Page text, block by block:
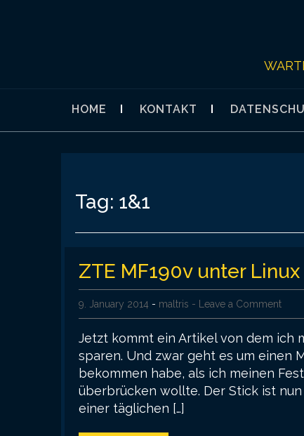
HOME KONTAKT
Tag: 1&1
ZTE MF190v unter
9. January 2014 - maltris - Leave a Comment
Jetzt kommt ein Artikel von dem ich
sparen. Und zwar geht es um einen
bekommen habe, als ich meinen
überbrücken wollte. Der Stick ist
einer täglichen […]